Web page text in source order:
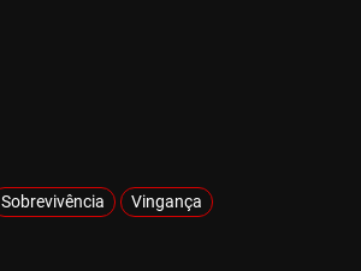
Sobrevivência Vingança